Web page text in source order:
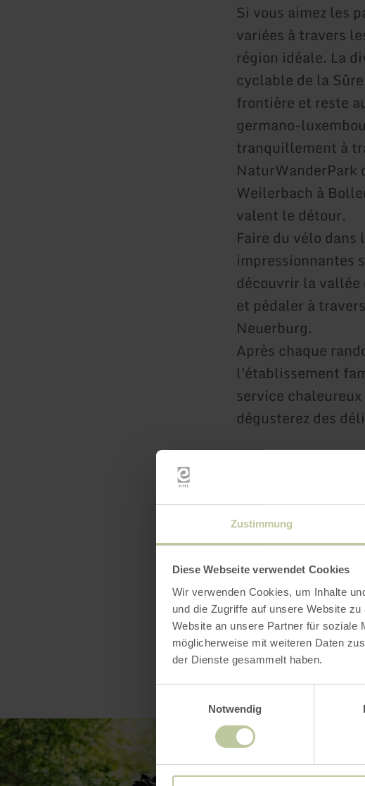
Zustimmung
Diese Webseite verwendet Cookies
Wir verwenden Cookies, um Inhalte
und die Zugriffe auf unsere Website
Website an unsere Partner für soziale
möglicherweise mit weiteren Daten
der Dienste gesammelt haben.
Notwendig
Si vous aimez les
variées à travers
région idéale. La
cyclable de la
frontière et reste
germano-
tranquillement à
NaturWanderPark
Weilerbach à
valent le détour.
Faire du vélo
impressionnantes
découvrir la
et pédaler à
Neuerburg.
Après chaque
l'établissement
service
dégusterez des
Réservable de
Sur demande :